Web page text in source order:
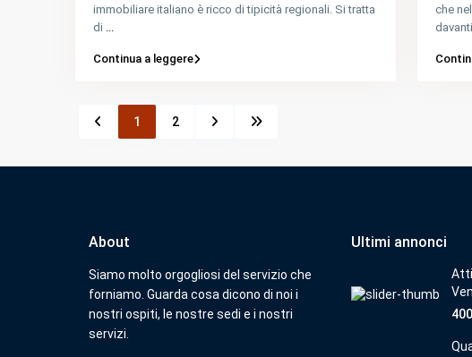
immobiliare italiano è ricco di tipicità regionali. Si tratta
di ...
Continua a leggere
che
1 2
About
Siamo molto orgogliosi del servizio che
forniamo. Guarda cosa dicono di noi i
nostri ospiti, le nostre sedi e i nostri
servizi.
Ultimi annonci